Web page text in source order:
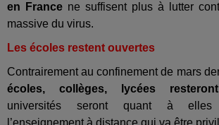
en France ne suffisent plus à lutter
massive du virus.
Les écoles restent ouvertes
Contrairement au confinement de mars
écoles, collèges, lycées
universités seront quant à elles